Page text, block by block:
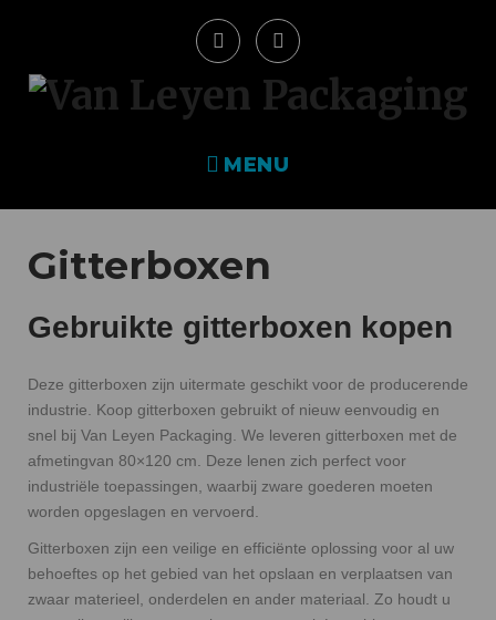
MENU
Gitterboxen
Gebruikte gitterboxen kopen
Deze gitterboxen zijn uitermate geschikt voor de producerende
industrie. Koop gitterboxen gebruikt of nieuw eenvoudig en
snel bij Van Leyen Packaging. We leveren gitterboxen met de
afmetingvan 80×120 cm. Deze lenen zich perfect voor
industriële toepassingen, waarbij zware goederen moeten
worden opgeslagen en vervoerd.
Gitterboxen zijn een veilige en efficiënte oplossing voor al uw
behoeftes op het gebied van het opslaan en verplaatsen van
zwaar materieel, onderdelen en ander materiaal. Zo houdt u